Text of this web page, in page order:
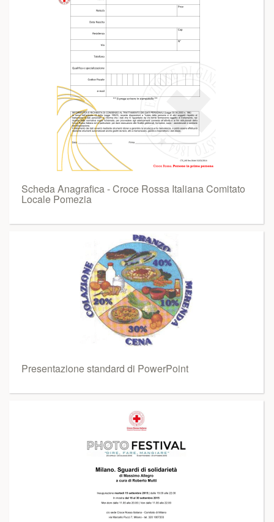
Scheda Anagrafica - Croce Rossa Italiana Comitato
Locale Pomezia
Presentazione standard di PowerPoint